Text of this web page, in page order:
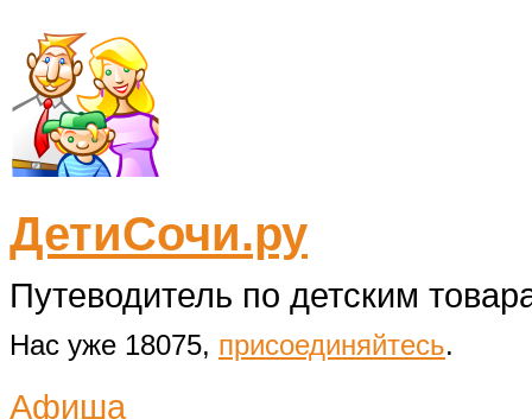
ДетиСочи.ру
Путеводитель по детским
Нас уже 18075, присоединяйтесь.
Афиша